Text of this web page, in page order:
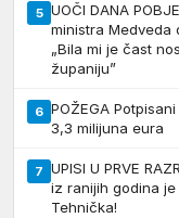
5 UOČI DANA
ministra Medveda
„Bila mi je čast
županiju”
6 POŽEGA
3,3 milijuna eura
7 UPISI U PRVE
iz ranijih godina
Tehnička!